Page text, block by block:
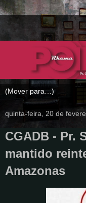
quinta-feira, 20 de
CGADB - Pr.
mantido
Amazonas